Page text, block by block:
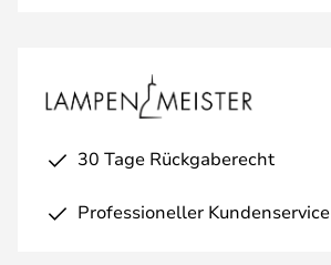
30 Tage Rückgaberecht
Professioneller Kundenservice